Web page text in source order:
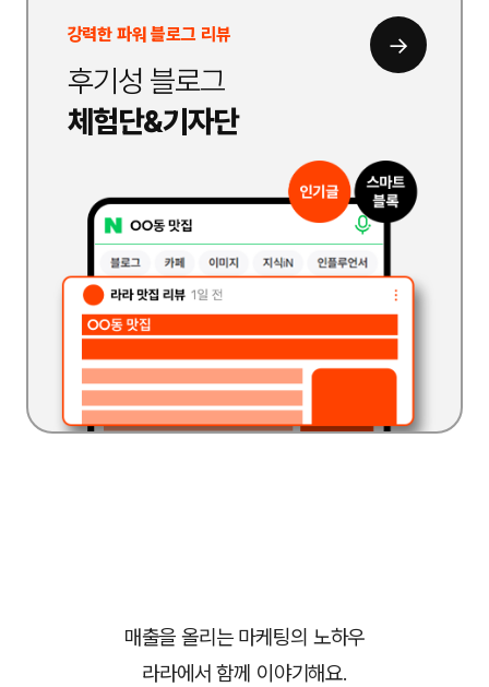
강력한 파워 블로그 리뷰
후기성 블로그
체험단&기자단
→
매출을 올리는 마케팅의 노하우
라라에서 함께 이야기해요.